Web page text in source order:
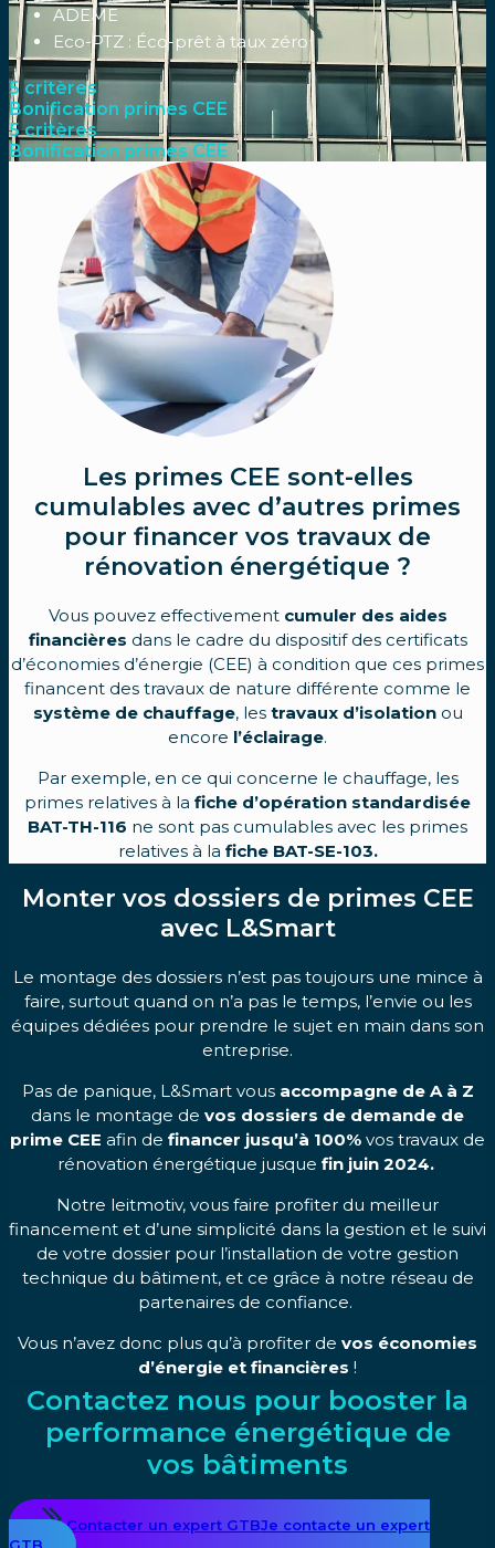
ADEME
Eco-PTZ : Éco-prêt à taux zéro
5 critères
Bonification primes CEE
5 critères
Bonification primes CEE
Les primes CEE sont-elles
cumulables avec d’autres primes
pour financer vos travaux de
rénovation énergétique ?
Vous pouvez effectivement cumuler des aides
financières dans le cadre du dispositif des certificats
d’économies d’énergie (CEE) à condition que ces primes
financent des travaux de nature différente comme le
système de chauffage, les travaux d’isolationou
encore l’éclairage.
Par exemple, en ce qui concerne le chauffage, les
primes relatives à la fiche d’opération standardisée
BAT-TH-116 ne sont pas cumulables avec les primes
relatives à la fiche BAT-SE-103.
Monter vos dossiers de primes CEE
avec L&Smart
Le montage des dossiers n’est pas toujours une mince à
faire, surtout quand on n’a pas le temps, l’envie ou les
équipes dédiées pour prendre le sujet en main dans son
entreprise.
Pas de panique, L&Smart vous accompagne de A à Z
dans le montage de vos dossiers de demande de
prime CEE afin de financer jusqu’à 100% vos travaux de
rénovation énergétique jusque fin juin 2024.
Notre leitmotiv, vous faire profiter du meilleur
financement et d’une simplicité dans la gestion et le suivi
de votre dossier pour l’installation de votre gestion
technique du bâtiment, et ce grâce à notre réseau de
partenaires de confiance.
Vous n’avez donc plus qu’à profiter de vos économies
d’énergie et financières !
Contactez nous pour booster la
performance énergétique de
vos bâtiments
Contacter un expert GTBJe contacte un expert
GTB